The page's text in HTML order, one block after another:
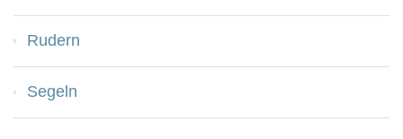
Rudern
Segeln